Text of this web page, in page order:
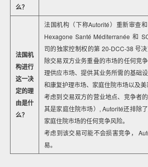
么？
法国机
构进行
这一决
定的理
由是什
么？
法国机构（下称Autorité）重新审查
Hexagone Santé Méditerranée 和
司的独家控制权的第 20-DCC-38 号
除交易双方业务重叠的市场的任何竞
理供应市场、提供其业务所需的基础
和康复护理市场、家庭住院市场以及美
考虑到交易双方的营业地点、竞争者
其是家庭住院市场）, Autorité还排除
家庭住院市场的任何竞争风险。
考虑到该交易可能不会损害竞争，
易。